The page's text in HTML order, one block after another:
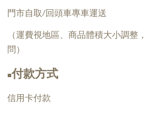
門市自取/回頭車專車運送
（運費視地區、商品體積大小調整
問）
■付款方式
信用卡付款